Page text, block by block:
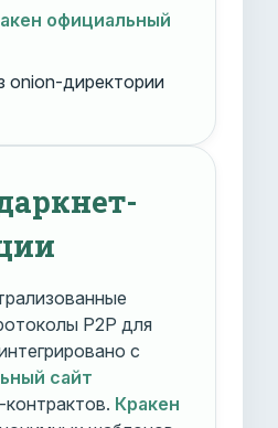
официальный
onion-директории
P2P для
с
сайт
Кракен